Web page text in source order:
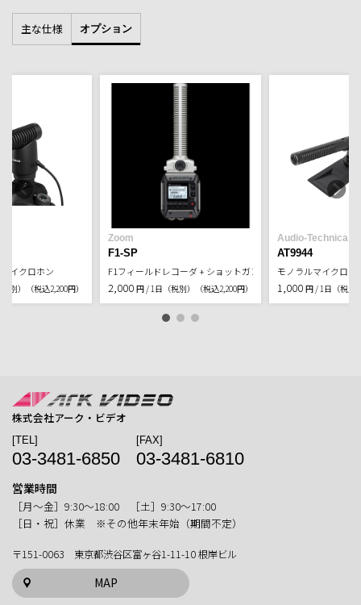
主な仕様 オプション
イクロホン
別） （税込2,200円）
Zoom
F1-SP
F1フィールドレコーダ + ショットガンマイク
2,000 円 / 1日（税別） （税込2,200円）
Audio-Technica
AT9944
モノラルマイクロホ
1,000 円 / 1日（税別
株式会社アーク・ビデオ
[TEL]
03-3481-6850
[FAX]
03-3481-6810
営業時間
［月〜金］9:30〜18:00 ［土］9:30〜17:00
［日・祝］休業 ※その他年末年始（期間不定）
〒151-0063 東京都渋谷区富ヶ谷1-11-10 根岸ビル
MAP